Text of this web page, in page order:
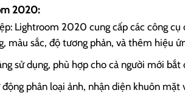
2020:
Lightroom 2020 cung cấp các công cụ
màu sắc, độ tương phản, và thêm hiệu
sử dụng, phù hợp cho cả người mới bắt
phân loại ảnh, nhận diện khuôn mặt